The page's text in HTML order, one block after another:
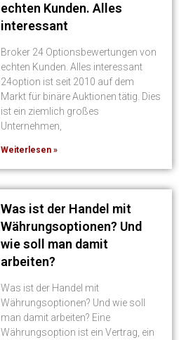
echten Kunden. Alles
interessant
Broker 24 Optionsbewertungen von
echten Kunden. Alles interessant
24option ist seit 2010 auf dem
Markt für binäre Auktionen tätig. Dies
ist ein ziemlich großes
Unternehmen,
Weiterlesen »
Was ist der Handel mit
Währungsoptionen? Und
wie soll man damit
arbeiten?
Was ist der Handel mit
Währungsoptionen? Und wie soll
man damit arbeiten? Eine
Währungsoption ist ein Vertrag, ein